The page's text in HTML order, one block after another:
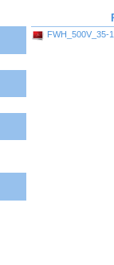
FWH_500V_35-